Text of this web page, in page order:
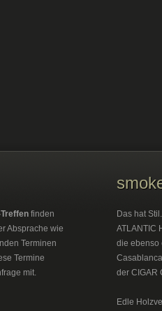
finden
Absprache wie
Terminen
Termine
mit.
Das hat
ATLANTIC
die ebenso
der CIGAR
Edle